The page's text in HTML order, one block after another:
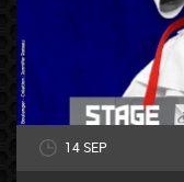
14 SEP